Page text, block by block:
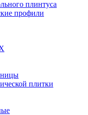
плинтуса
профили
плитки